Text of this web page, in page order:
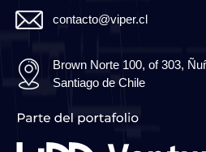
contacto@viper.cl
Brown Norte 100, of 303,
Santiago de Chile